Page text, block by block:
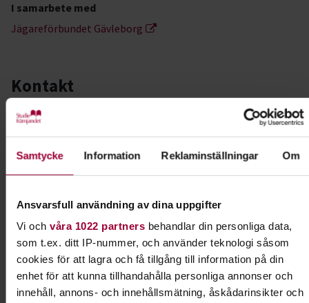
Samtycke Information Reklaminställningar Om
Ansvarsfull användning av dina uppgifter
Vi och våra 1022 partnersbehandlar din personliga data,
som t.ex. ditt IP-nummer, och använder teknologi såsom
cookies för att lagra och få tillgång till information på din
enhet för att kunna tillhandahålla personliga annonser och
innehåll, annons- och innehållsmätning, åskådarinsikter och
I samarbete med
Jägareförbundet Gävleborg
Kontakt
Verksamhetsutvecklare Jakt &
Fiske, Natur & Miljö
Skicka e-post
Dela: Facebook LinkedIn E-mail
Jägarskolan